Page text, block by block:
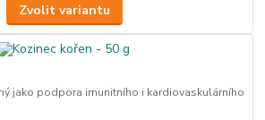
Zvolit variantu
jako podpora imunitního i kardiovaskulárního